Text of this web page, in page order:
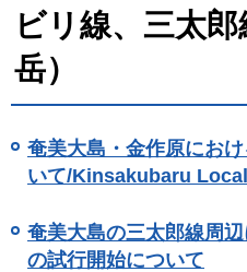
ビリ線、三太
岳）
奄美大島・金作原にお
いて/Kinsakubaru
奄美大島の三太郎線周
の試行開始について